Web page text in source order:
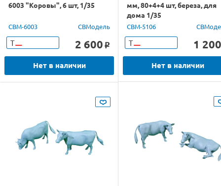
6003 "Коровы", 6 шт, 1/35
CBM-6003 СВМодель
Т 2 600 o
Нет в наличии
мм, 80+4+4 шт, береза, для
дома 1/35
CBM-5106
Т 1 200
Нет в наличии